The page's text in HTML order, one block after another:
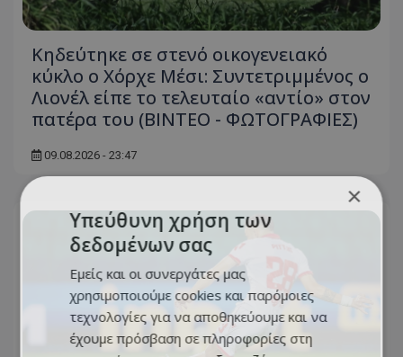
Κηδεύτηκε σε στενό οικογενειακό
κύκλο ο Χόρχε Μέσι: Συντετριμμένος ο
Λιονέλ είπε το τελευταίο «αντίο» στον
πατέρα του (ΒΙΝΤΕΟ - ΦΩΤΟΓΡΑΦΙΕΣ)
09.08.2026 - 23:47
×
Υπεύθυνη χρήση των
δεδομένων σας
Εμείς και οι συνεργάτες μας
χρησιμοποιούμε cookies και παρόμοιες
τεχνολογίες για να αποθηκεύουμε και να
έχουμε πρόσβαση σε πληροφορίες στη